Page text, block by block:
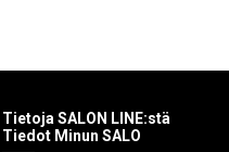
Tietoja SALON LINE:stä
Tiedot Minun SALO